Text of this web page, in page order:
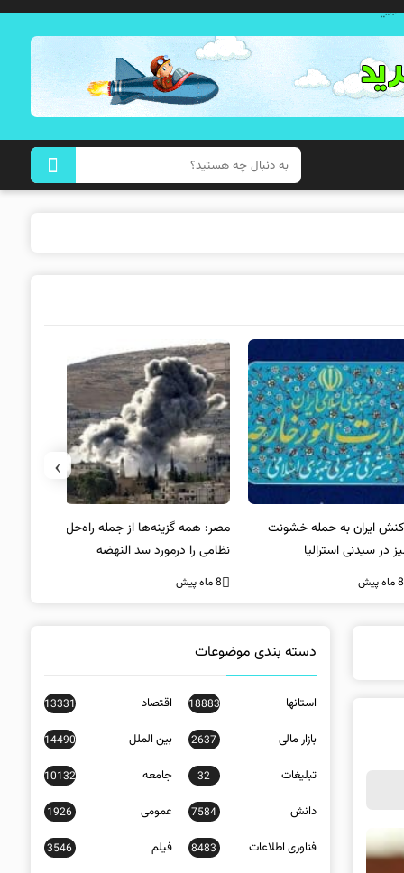
ایران به حمله خشونت
در سیدنی استرالیا
پیش
مصر: همه گزینه‌ها از جمله راه‌حل
نظامی را درمورد سد النهضه
بررسی می‌کنیم
8 ماه پیش
›
دسته بندی موضوعات
استانها 18883 اقتصاد 13331
بازار مالی 2637 بین الملل 14490
تبلیغات 32 جامعه 10132
دانش 7584 عمومی 1926
فناوری اطلاعات 8483 فیلم 3546